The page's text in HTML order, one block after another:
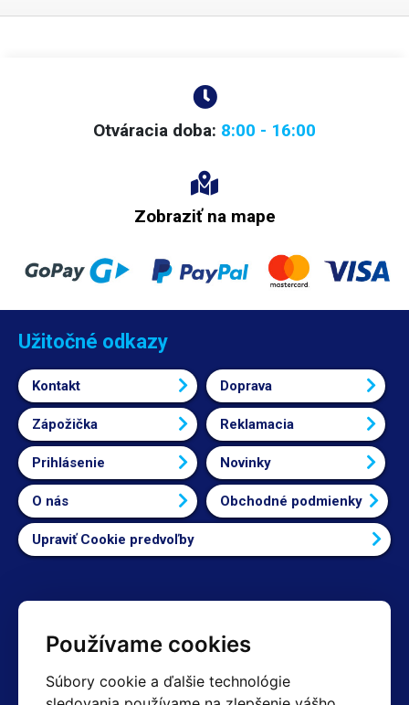
Používame cookies
Súbory cookie a ďalšie technológie
Otváracia doba: 8:00 - 16:00
Zobraziť na mape
Užitočné odkazy
Kontakt Doprava
Zápožička Reklamacia
Prihlásenie Novinky
O nás Obchodné podmienky
Upraviť Cookie predvoľby
Kontakty
+420 603 357 606 +420 605 234 204